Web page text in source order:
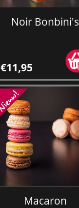
Noir Bonbini's
€11,95
Macaron